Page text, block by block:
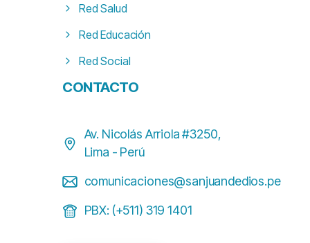
Red Salud
Red Educación
Red Social
CONTACTO
Av. Nicolás Arriola #3250,
Lima - Perú
comunicaciones@sanjuandedios.pe
PBX: (+511) 319 1401